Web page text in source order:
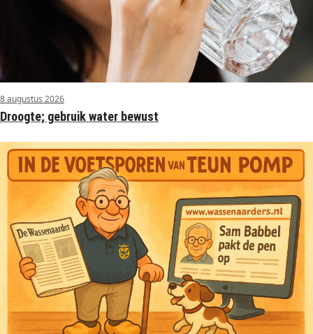
8 augustus 2026
Droogte; gebruik water bewust